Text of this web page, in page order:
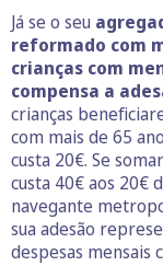
Já se o seu
reformado com
crianças com
compensa a
crianças
com mais de 65
custa 20€. Se
custa 40€ aos 20€
navegante
sua adesão
despesas mensais